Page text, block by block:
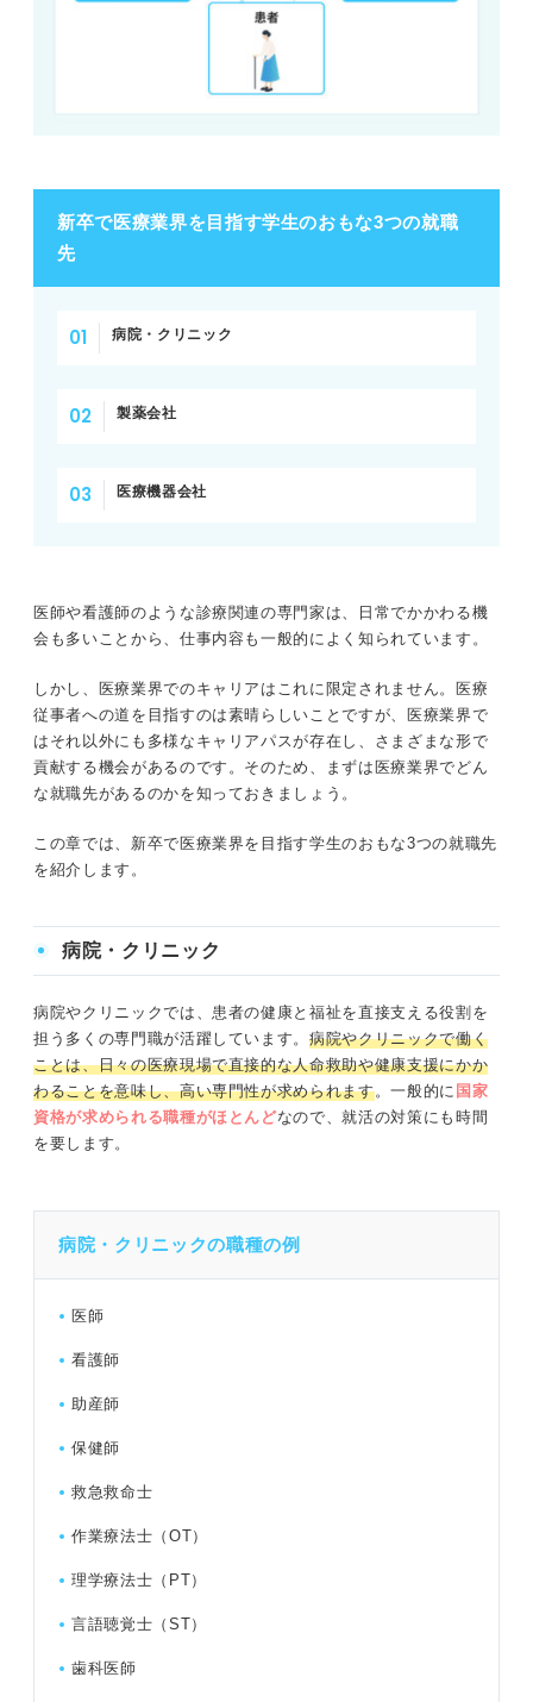
新卒で医療業界を目指す学生のおもな3つの就職
先
病院・クリニック
製薬会社
医療機器会社
医師や看護師のような診療関連の専門家は、日常でかかわる機
会も多いことから、仕事内容も一般的によく知られています。
しかし、医療業界でのキャリアはこれに限定されません。医療
従事者への道を目指すのは素晴らしいことですが、医療業界で
はそれ以外にも多様なキャリアパスが存在し、さまざまな形で
貢献する機会があるのです。そのため、まずは医療業界でどん
な就職先があるのかを知っておきましょう。
この章では、新卒で医療業界を目指す学生のおもな3つの就職先
を紹介します。
病院・クリニック
病院やクリニックでは、患者の健康と福祉を直接支える役割を
担う多くの専門職が活躍しています。病院やクリニックで働く
ことは、日々の医療現場で直接的な人命救助や健康支援にかか
わることを意味し、高い専門性が求められます。一般的に 国家
資格が求められる職種がほとんどなので、就活の対策にも時間
を要します。
病院・クリニックの職種の例
医師
看護師
助産師
保健師
救急救命士
作業療法士（OT）
理学療法士（PT）
言語聴覚士（ST）
歯科医師